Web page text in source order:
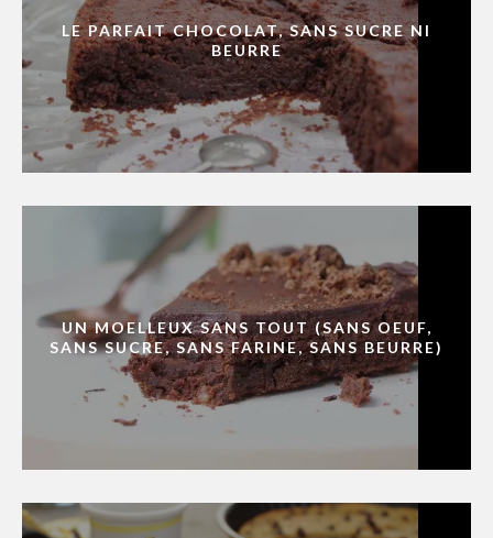
LE PARFAIT CHOCOLAT, SANS SUCRE NI
BEURRE
UN MOELLEUX SANS TOUT (SANS OEUF,
SANS SUCRE, SANS FARINE, SANS BEURRE)